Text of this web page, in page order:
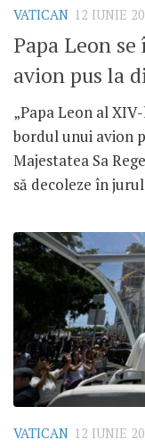
VATICAN 12 IUNIE
Papa Leon
avion pus la
„Papa Leon al
bordul unui avion
Majestatea Sa
să decoleze în
VATICAN 12 IUNIE